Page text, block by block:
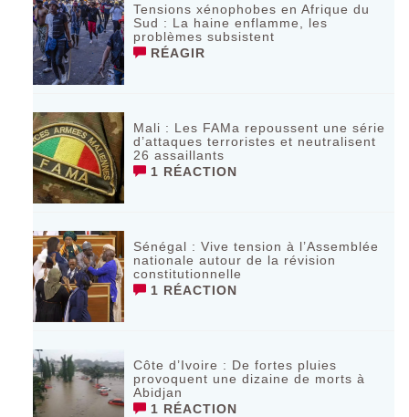
Tensions xénophobes en Afrique du
Sud : La haine enflamme, les
problèmes subsistent
RÉAGIR
Mali : Les FAMa repoussent une série
d’attaques terroristes et neutralisent
26 assaillants
1 RÉACTION
Sénégal : Vive tension à l’Assemblée
nationale autour de la révision
constitutionnelle
1 RÉACTION
Côte d’Ivoire : De fortes pluies
provoquent une dizaine de morts à
Abidjan
1 RÉACTION